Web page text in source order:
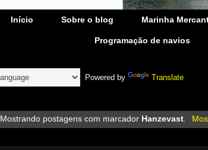
Início Sobre o blog Marinha
Programação de navios
Powered by Translate
Mostrando postagens com marcador Hanzevast.